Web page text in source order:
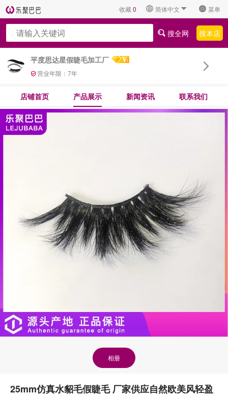
收藏0 简体中文 菜单
平度思达星假睫毛加工厂
营业年限： 7年
搜全网 搜本店
店铺首页 产品展示 新闻资讯 联系我们
相册
25mm仿真水貂毛假睫毛 厂家供应自然欧美风轻盈